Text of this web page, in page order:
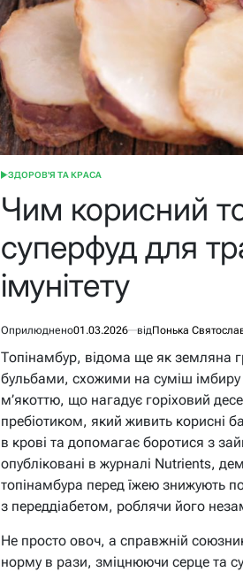
ОПУБЛІКУВАТИ
ЗДОРОВ'Я ТА КРАСА
Чим корисний
суперфуд для
імунітету
Оприлюднено01.03.2026 відПонька
Топінамбур, відома ще як земляна
бульбами, схожими на суміш імбиру
м’якоттю, що нагадує горіховий
пребіотиком, який живить корисні
в крові та допомагає боротися з
опубліковані в журналі Nutrients,
топінамбура перед їжею знижують
з переддіабетом, роблячи його
Не просто овоч, а справжній
норму в рази, зміцнюючи серце та